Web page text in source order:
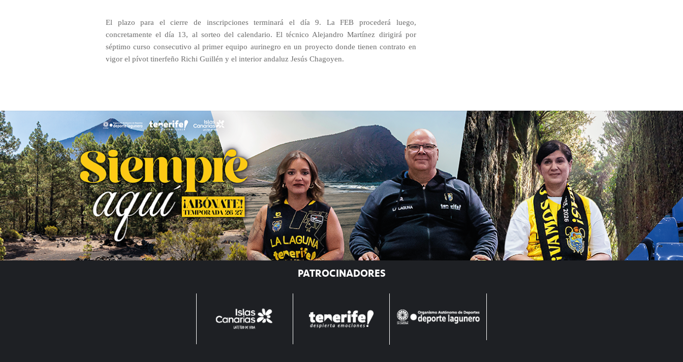
El plazo para el cierre de inscripciones terminará el día 9. La FEB procederá luego,
concretamente el día 13, al sorteo del calendario. El técnico Alejandro Martínez dirigirá por
séptimo curso consecutivo al primer equipo aurinegro en un proyecto donde tienen contrato en
vigor el pívot tinerfeño Richi Guillén y el interior andaluz Jesús Chagoyen.
PATROCINADORES